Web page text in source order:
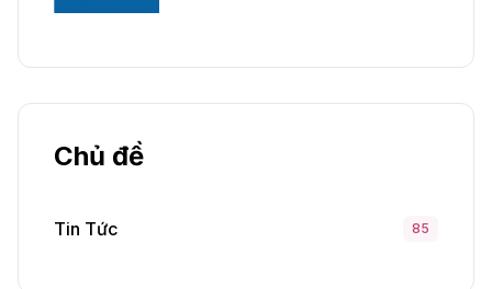
Chủ đề
Tin Tức 85